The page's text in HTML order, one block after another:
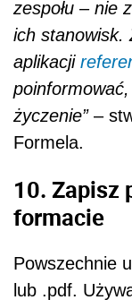
zespołu – nie
ich stanowisk.
aplikacji
życzenie”–
Formela.
10. Zapisz
formacie
Powszechnie
lub .pdf.